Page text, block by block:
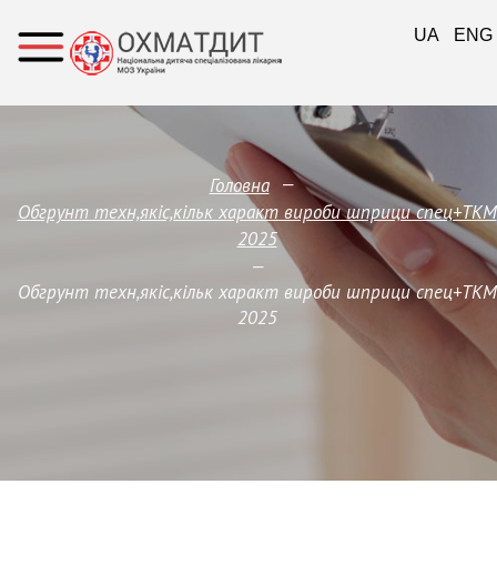
Головна —
Обгрунт техн,якіс,кільк характ вироби шприци спец+ТКМ
2025
—
Обгрунт техн,якіс,кільк характ вироби шприци спец+ТКМ
2025
UA ENG